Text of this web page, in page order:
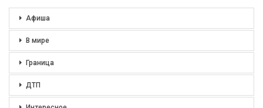
Афиша
В мире
Граница
ДТП